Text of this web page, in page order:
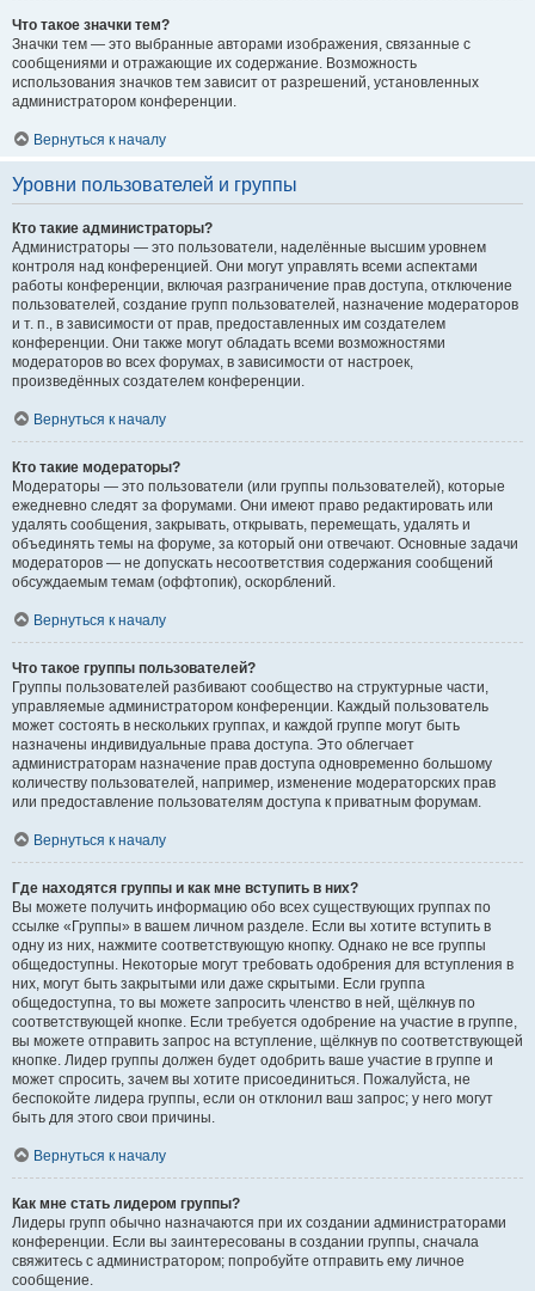
Что такое значки тем?
Значки тем — это выбранные авторами изображения, связанные с
сообщениями и отражающие их содержание. Возможность
использования значков тем зависит от разрешений, установленных
администратором конференции.
Вернуться к началу
Уровни пользователей и группы
Кто такие администраторы?
Администраторы — это пользователи, наделённые высшим уровнем
контроля над конференцией. Они могут управлять всеми аспектами
работы конференции, включая разграничение прав доступа, отключение
пользователей, создание групп пользователей, назначение модераторов
и т. п., в зависимости от прав, предоставленных им создателем
конференции. Они также могут обладать всеми возможностями
модераторов во всех форумах, в зависимости от настроек,
произведённых создателем конференции.
Вернуться к началу
Кто такие модераторы?
Модераторы — это пользователи (или группы пользователей), которые
ежедневно следят за форумами. Они имеют право редактировать или
удалять сообщения, закрывать, открывать, перемещать, удалять и
объединять темы на форуме, за который они отвечают. Основные задачи
модераторов — не допускать несоответствия содержания сообщений
обсуждаемым темам (оффтопик), оскорблений.
Вернуться к началу
Что такое группы пользователей?
Группы пользователей разбивают сообщество на структурные части,
управляемые администратором конференции. Каждый пользователь
может состоять в нескольких группах, и каждой группе могут быть
назначены индивидуальные права доступа. Это облегчает
администраторам назначение прав доступа одновременно большому
количеству пользователей, например, изменение модераторских прав
или предоставление пользователям доступа к приватным форумам.
Вернуться к началу
Где находятся группы и как мне вступить в них?
Вы можете получить информацию обо всех существующих группах по
ссылке «Группы» в вашем личном разделе. Если вы хотите вступить в
одну из них, нажмите соответствующую кнопку. Однако не все группы
общедоступны. Некоторые могут требовать одобрения для вступления в
них, могут быть закрытыми или даже скрытыми. Если группа
общедоступна, то вы можете запросить членство в ней, щёлкнув по
соответствующей кнопке. Если требуется одобрение на участие в группе,
вы можете отправить запрос на вступление, щёлкнув по соответствующей
кнопке. Лидер группы должен будет одобрить ваше участие в группе и
может спросить, зачем вы хотите присоединиться. Пожалуйста, не
беспокойте лидера группы, если он отклонил ваш запрос; у него могут
быть для этого свои причины.
Вернуться к началу
Как мне стать лидером группы?
Лидеры групп обычно назначаются при их создании администраторами
конференции. Если вы заинтересованы в создании группы, сначала
свяжитесь с администратором; попробуйте отправить ему личное
сообщение.